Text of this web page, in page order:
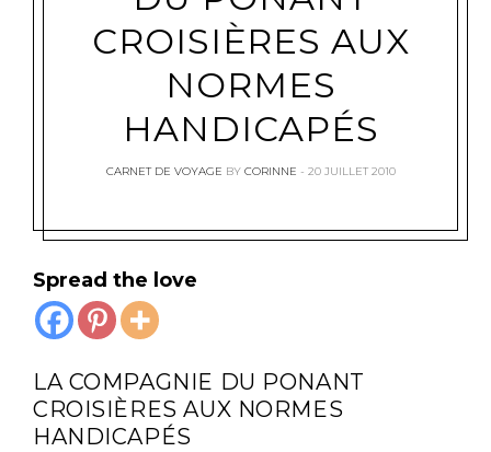
CROISIÈRES AUX
NORMES
HANDICAPÉS
CARNET DE VOYAGE BY CORINNE 20 JUILLET 2010
Spread the love
LA COMPAGNIE DU PONANT
CROISIÈRES AUX NORMES
HANDICAPÉS